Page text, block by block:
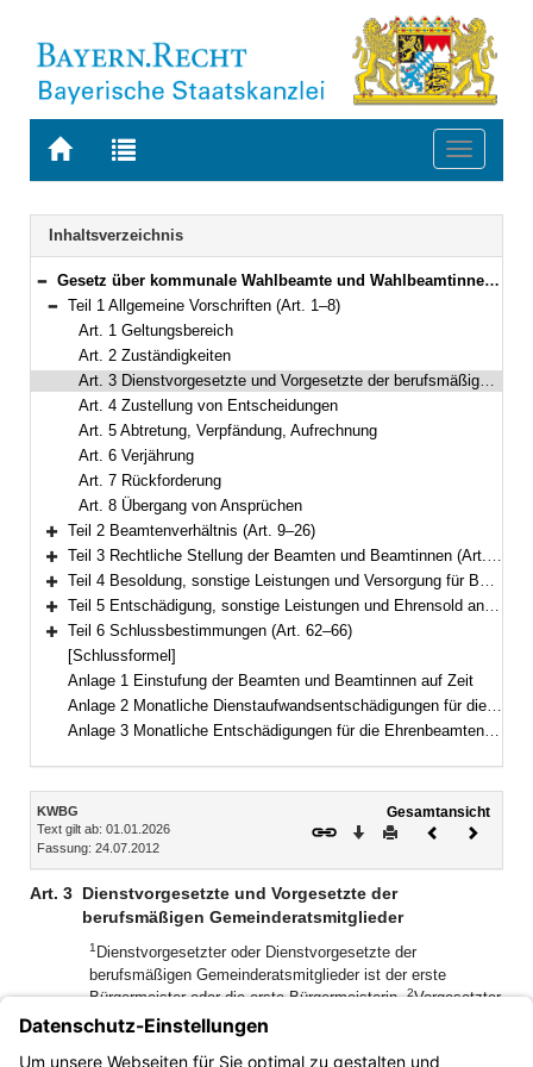
Zur
BAYERN.RECHT
Zur
letzten
Suche
Toggle
Navigation
Inhaltsverzeichnis
Bereich reduzieren
Gesetz über kommunale Wahlbeamte und Wahlbeamtinnen (Kommunal-Wahlbeamten-Gesetz – KWBG) Vom 24. Juli 2012 (GVBl. S. 366; 2014 S. 20) BayRS 2022-1-I (Art. 1–66)
Bereich reduzieren
Teil 1 Allgemeine Vorschriften (Art. 1–8)
Art. 1 Geltungsbereich
Art. 2 Zuständigkeiten
Art. 3 Dienstvorgesetzte und Vorgesetzte der berufsmäßigen Gemeinderatsmitglieder
Art. 4 Zustellung von Entscheidungen
Art. 5 Abtretung, Verpfändung, Aufrechnung
Art. 6 Verjährung
Art. 7 Rückforderung
Art. 8 Übergang von Ansprüchen
Bereich erweitern
Teil 2 Beamtenverhältnis (Art. 9–26)
Bereich erweitern
Teil 3 Rechtliche Stellung der Beamten und Beamtinnen (Art. 27–44)
Bereich erweitern
Teil 4 Besoldung, sonstige Leistungen und Versorgung für Beamte und Beamtinnen auf Zeit (Art. 45–52)
Bereich erweitern
Teil 5 Entschädigung, sonstige Leistungen und Ehrensold an Ehrenbeamte und Ehrenbeamtinnen (Art. 53–61)
Bereich erweitern
Teil 6 Schlussbestimmungen (Art. 62–66)
[Schlussformel]
Anlage 1 Einstufung der Beamten und Beamtinnen auf Zeit
Anlage 2 Monatliche Dienstaufwandsentschädigungen für die Beamten und Beamtinnen auf Zeit
Anlage 3 Monatliche Entschädigungen für die Ehrenbeamten und Ehrenbeamtinnen
Inhalt
KWBG
Text gilt ab: 01.01.2026
Fassung: 24.07.2012
Gesamtansicht
Download
DruckenVorheriges
Art. 3 Dienstvorgesetzte und Vorgesetzte der
berufsmäßigen Gemeinderatsmitglieder
1 Dienstvorgesetzter oder Dienstvorgesetzte der
berufsmäßigen Gemeinderatsmitglieder ist der erste
Bürgermeister oder die erste Bürgermeisterin.2Vorgesetzter
oder Vorgesetzte der berufsmäßigen
Gemeinderatsmitglieder ist, wer ihnen auf Grund der